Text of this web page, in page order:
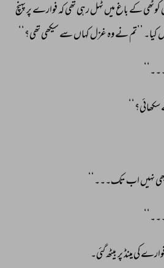
کوٹھی کے باغ میں ٹہل رہی تھی کہ فوارے پر پہنچ
کیا۔ ’’تم نے وہ غزل کہاں سے سیکھی تھی؟‘‘
سکھائی؟‘‘
نہیں اب تک۔۔۔‘‘
کی مینڈ پر بیٹھ گئی۔